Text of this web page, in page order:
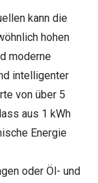
kann die
hohen
moderne
intelligenter
von über 5
aus 1 kWh
Energie
oder Öl- und